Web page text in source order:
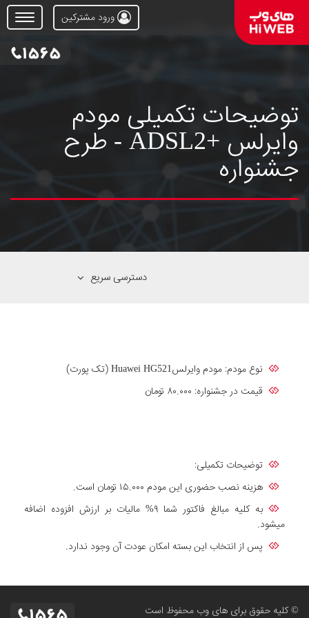
Open
Menu
ورود مشترکین
توضیحات تکمیلی مودم
وایرلس +ADSL2 - طرح
جشنواره
دسترسی سریع
نوع مودم: مودم وایرلسHuawei HG521 (تک پورت)
قیمت در جشنواره: ۸۰.۰۰۰ تومان
توضیحات تکمیلی:
هزینه نصب حضوری این مودم ۱۵.۰۰۰ تومان است.
به کلیه مبالغ فاکتور شما ۹% مالیات بر ارزش افزوده اضافه
میشود.
پس از انتخاب این بسته امکان عودت آن وجود ندارد.
© کلیه حقوق برای های وب محفوظ است